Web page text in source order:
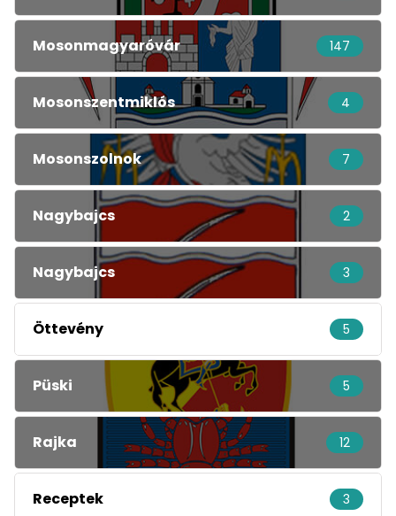
Mosonmagyaróvár 147
Mosonszentmiklós 4
Mosonszolnok 7
Nagybajcs 2
Nagybajcs 3
Öttevény 5
Püski 5
Rajka 12
Receptek 3